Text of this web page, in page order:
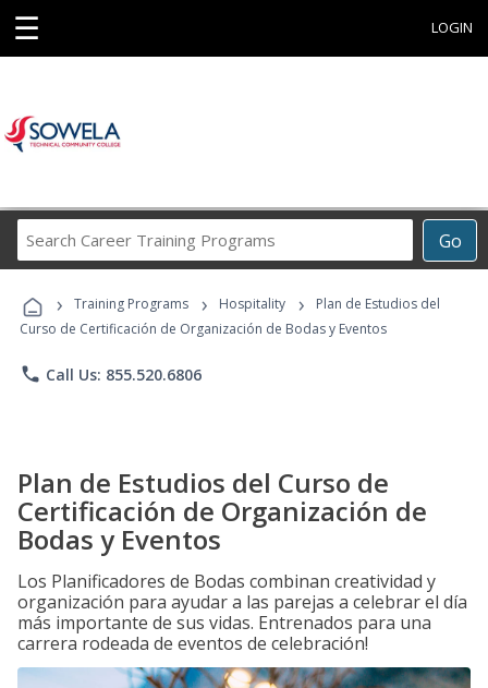
☰ LOGIN
Go
Career
Programs
› Training Programs › Hospitality ›
Plan de Estudios del
Curso de Certificación de Organización de Bodas y Eventos
phone Call Us: 855.520.6806
Plan de Estudios del Curso de
Certificación de Organización de
Bodas y Eventos
Los Planificadores de Bodas combinan creatividad y
organización para ayudar a las parejas a celebrar el día
más importante de sus vidas. Entrenados para una
carrera rodeada de eventos de celebración!